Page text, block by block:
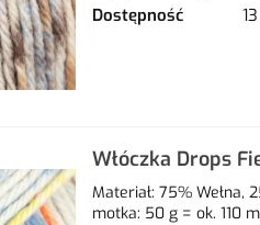
Dostępność
Włóczka Drops
25% poliamid
Materiał: 75% Wełna,
motka: 50 g = ok. 110